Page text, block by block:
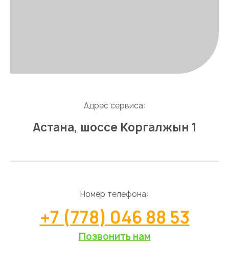
Адрес сервиса:
Астана, шоссе Коргалжын 1
Номер телефона:
+7 (778) 046 88 53
Позвонить нам